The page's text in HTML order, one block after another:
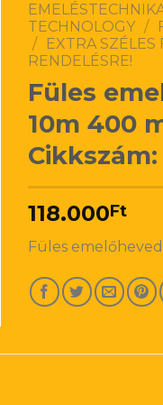
TECHNOLOGY /
/
EXTRA
RENDELÉSRE!
Füles
10m 400
Cikkszám:
118.000Ft
Füles